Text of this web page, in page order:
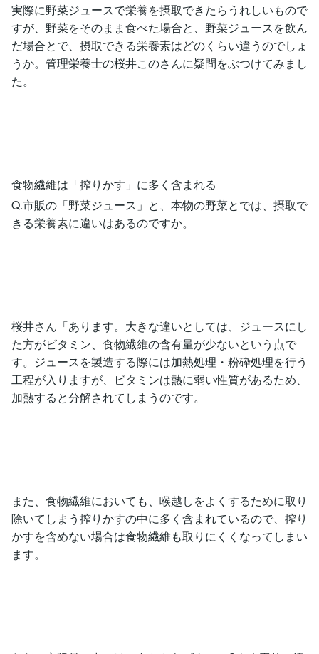
実際に野菜ジュースで栄養を摂取できたらうれしいもので
すが、野菜をそのまま食べた場合と、野菜ジュースを飲ん
だ場合とで、摂取できる栄養素はどのくらい違うのでしょ
うか。管理栄養士の桜井このさんに疑問をぶつけてみまし
た。
食物繊維は「搾りかす」に多く含まれる
Q.市販の「野菜ジュース」と、本物の野菜とでは、摂取で
きる栄養素に違いはあるのですか。
桜井さん「あります。大きな違いとしては、ジュースにし
た方がビタミン、食物繊維の含有量が少ないという点で
す。ジュースを製造する際には加熱処理・粉砕処理を行う
工程が入りますが、ビタミンは熱に弱い性質があるため、
加熱すると分解されてしまうのです。
また、食物繊維においても、喉越しをよくするために取り
除いてしまう搾りかすの中に多く含まれているので、搾り
かすを含めない場合は食物繊維も取りにくくなってしまい
ます。